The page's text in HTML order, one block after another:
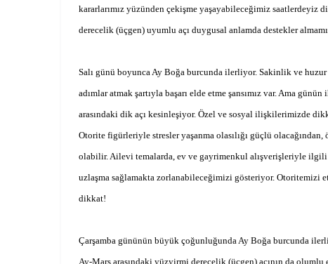
kararlarımız yüzünden çekişme yaşayabileceğimiz
derecelik (üçgen) uyumlu açı duygusal anlamda destekler
Salı günü boyunca Ay Boğa burcunda ilerliyor. Sakinlik ve
adımlar atmak şartıyla başarı elde etme şansımız var. Ama
arasındaki dik açı kesinleşiyor. Özel ve sosyal ilişkilerimizde
Otorite figürleriyle stresler yaşanma olasılığı güçlü
olabilir. Ailevi temalarda, ev ve gayrimenkul alışverişleriyle
uzlaşma sağlamakta zorlanabileceğimizi gösteriyor. Otoritemizi
dikkat!
Çarşamba gününün büyük çoğunluğunda Ay Boğa burcunda
Ay-Mars arasındaki yüzyirmi derecelik (üçgen) açının da